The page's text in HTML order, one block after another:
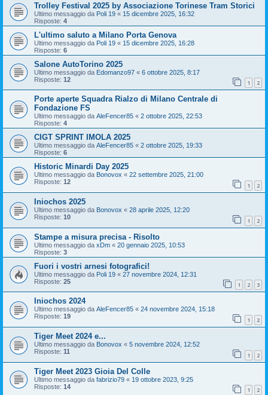
Trolley Festival 2025 by Associazione Torinese Tram Storici
Ultimo messaggio da Poli 19 « 15 dicembre 2025, 16:32
Risposte: 4
L'ultimo saluto a Milano Porta Genova
Ultimo messaggio da Poli 19 « 15 dicembre 2025, 16:28
Risposte: 6
Salone AutoTorino 2025
Ultimo messaggio da Edomanzo97 « 6 ottobre 2025, 8:17
Risposte: 12 1 2
Porte aperte Squadra Rialzo di Milano Centrale di
Fondazione FS
Ultimo messaggio da AleFencer85 « 2 ottobre 2025, 22:53
Risposte: 4
CIGT SPRINT IMOLA 2025
Ultimo messaggio da AleFencer85 « 2 ottobre 2025, 19:33
Risposte: 6
Historic Minardi Day 2025
Ultimo messaggio da Bonovox « 22 settembre 2025, 21:00
Risposte: 12 1 2
Iniochos 2025
Ultimo messaggio da Bonovox « 28 aprile 2025, 12:20
Risposte: 10 1 2
Stampe a misura precisa - Risolto
Ultimo messaggio da xDm « 20 gennaio 2025, 10:53
Risposte: 3
Fuori i vostri arnesi fotografici!
Ultimo messaggio da Poli 19 « 27 novembre 2024, 12:31
Risposte: 25 1 2 3
Iniochos 2024
Ultimo messaggio da AleFencer85 « 24 novembre 2024, 15:18
Risposte: 19 1 2
Tiger Meet 2024 e...
Ultimo messaggio da Bonovox « 5 novembre 2024, 12:52
Risposte: 11 1 2
Tiger Meet 2023 Gioia Del Colle
Ultimo messaggio da fabrizio79 « 19 ottobre 2023, 9:25
Risposte: 14 1 2